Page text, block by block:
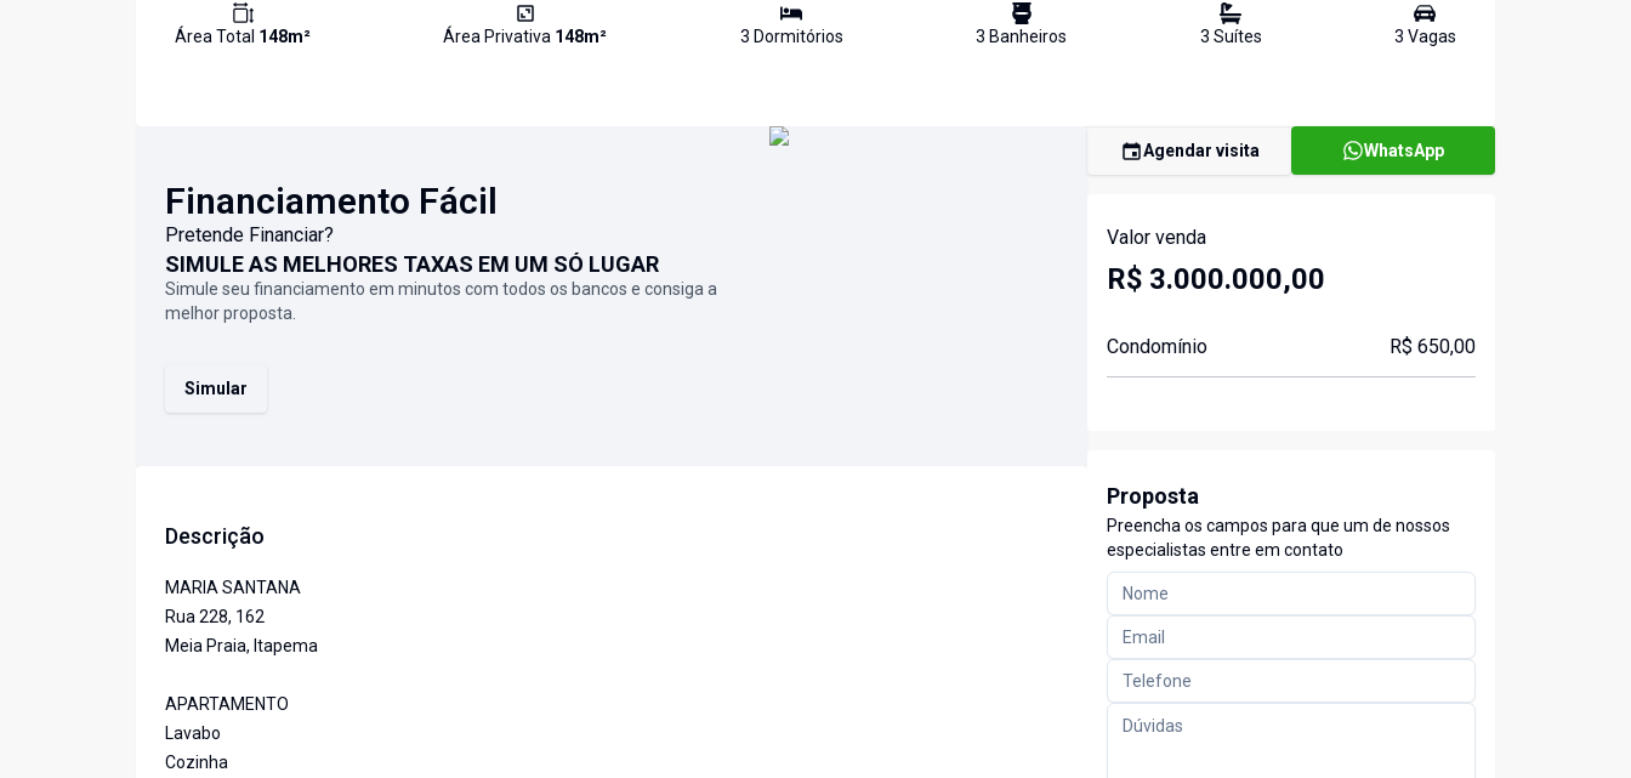
Área Total 148m² Área Privativa 148m² 3 Dormitórios 3 Banheiros 3 Suítes 3 Vagas
Financiamento Fácil
Pretende Financiar?
SIMULE AS MELHORES TAXAS EM UM SÓ LUGAR
Simule seu financiamento em minutos com todos os bancos e consiga a
melhor proposta.
Simular
Descrição
MARIA SANTANA
Rua 228, 162
Meia Praia, Itapema
APARTAMENTO
Lavabo
Cozinha
Agendar visita WhatsApp
Valor venda
R$ 3.000.000,00
Condomínio R$ 650,00
Proposta
Preencha os campos para que um de nossos
especialistas entre em contato